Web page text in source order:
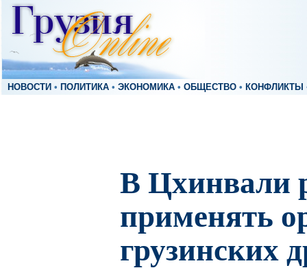
НОВОСТИ • ПОЛИТИКА • ЭКОНОМИКА • ОБЩЕСТВО • КОНФЛИКТЫ
В Цхинвали
применять
грузинских